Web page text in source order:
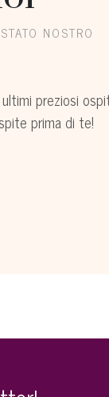
NOSTRO
preziosi
prima di te!
B (Castro
ogni